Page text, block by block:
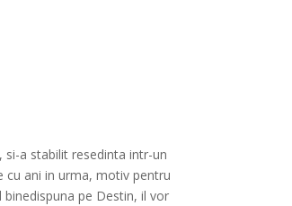
a stabilit resedinta intr-un
cu ani in urma, motiv pentru
pe Destin, il vor